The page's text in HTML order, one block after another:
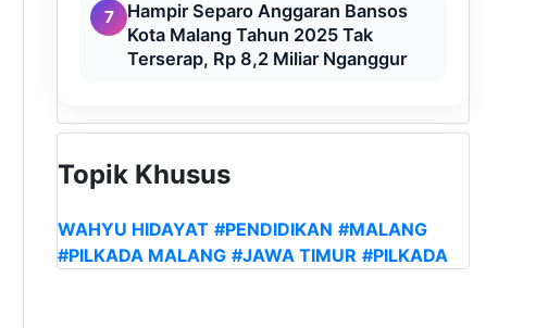
7
Hampir Separo Anggaran Bansos
Kota Malang Tahun 2025 Tak
Terserap, Rp 8,2 Miliar Nganggur
Topik Khusus
WAHYU HIDAYAT #PENDIDIKAN #MALANG
#PILKADA MALANG #JAWA TIMUR #PILKADA